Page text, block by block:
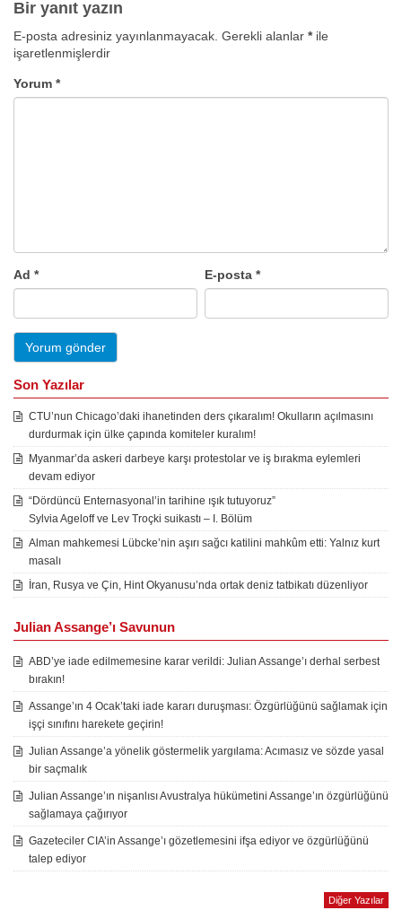
Bir yanıt yazın
E-posta adresiniz yayınlanmayacak. Gerekli alanlar *ile
işaretlenmişlerdir
Yorum *
Ad * E-posta*
Son Yazılar
CTU’nun Chicago’daki ihanetinden ders çıkaralım! Okulların açılmasını
durdurmak için ülke çapında komiteler kuralım!
Myanmar’da askeri darbeye karşı protestolar ve iş bırakma eylemleri
devam ediyor
“Dördüncü Enternasyonal’in tarihine ışık tutuyoruz”
Sylvia Ageloff ve Lev Troçki suikastı – I. Bölüm
Alman mahkemesi Lübcke’nin aşırı sağcı katilini mahkûm etti: Yalnız kurt
masalı
İran, Rusya ve Çin, Hint Okyanusu’nda ortak deniz tatbikatı düzenliyor
Julian Assange’ı Savunun
ABD’ye iade edilmemesine karar verildi: Julian Assange’ı derhal serbest
bırakın!
Assange’ın 4 Ocak’taki iade kararı duruşması: Özgürlüğünü sağlamak için
işçi sınıfını harekete geçirin!
Julian Assange’a yönelik göstermelik yargılama: Acımasız ve sözde yasal
bir saçmalık
Julian Assange’ın nişanlısı Avustralya hükümetini Assange’ın özgürlüğünü
sağlamaya çağırıyor
Gazeteciler CIA’in Assange’ı gözetlemesini ifşa ediyor ve özgürlüğünü
talep ediyor
Diğer Yazılar